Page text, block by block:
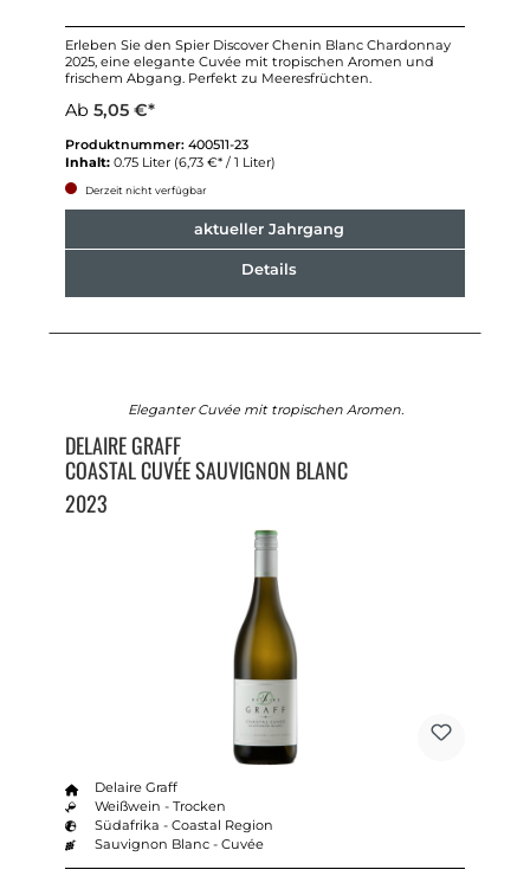
Erleben Sie den Spier Discover Chenin Blanc Chardonnay
2025, eine elegante Cuvée mit tropischen Aromen und
frischem Abgang. Perfekt zu Meeresfrüchten.
Ab 5,05 €*
Produktnummer: 400511-23
Inhalt: 0.75 Liter (6,73 €* / 1 Liter)
Derzeit nicht verfügbar
aktueller Jahrgang
Details
Eleganter Cuvée mit tropischen Aromen.
DELAIRE GRAFF
COASTAL CUVÉE SAUVIGNON BLANC
2023
Delaire Graff
Weißwein - Trocken
Südafrika - Coastal Region
Sauvignon Blanc - Cuvée